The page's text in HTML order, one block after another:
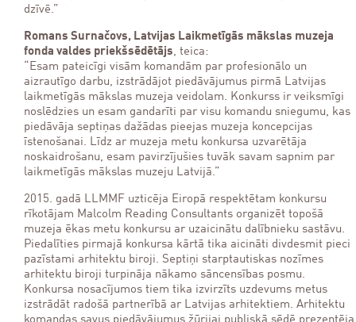
dzīvē.”
Romans Surnačovs, Latvijas Laikmetīgās mākslas muzeja
fonda valdes priekšsēdētājs, teica:
“Esam pateicīgi visām komandām par profesionālo un
aizrautīgo darbu, izstrādājot piedāvājumus pirmā Latvijas
laikmetīgās mākslas muzeja veidolam. Konkurss ir veiksmīgi
noslēdzies un esam gandarīti par visu komandu sniegumu, kas
piedāvāja septiņas dažādas pieejas muzeja koncepcijas
īstenošanai. Līdz ar muzeja metu konkursa uzvarētāja
noskaidrošanu, esam pavirzījušies tuvāk savam sapnim par
laikmetīgās mākslas muzeju Latvijā.”
2015. gadā LLMMF uzticēja Eiropā respektētam konkursu
rīkotājam Malcolm Reading Consultants organizēt topošā
muzeja ēkas metu konkursu ar uzaicinātu dalībnieku sastāvu.
Piedalīties pirmajā konkursa kārtā tika aicināti divdesmit pieci
pazīstami arhitektu biroji. Septiņi starptautiskas nozīmes
arhitektu biroji turpināja nākamo sāncensības posmu.
Konkursa nosacījumos tiem tika izvirzīts uzdevums metus
izstrādāt radošā partnerībā ar Latvijas arhitektiem. Arhitektu